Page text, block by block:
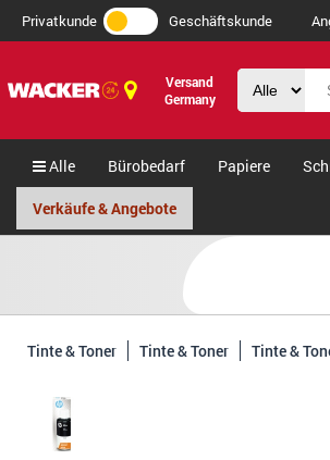
Privatkunde Geschäftskunde
Versand
Germany
Alle Bürobedarf Papiere
Verkäufe & Angebote
Tinte & Toner Tinte & Toner Tinte &